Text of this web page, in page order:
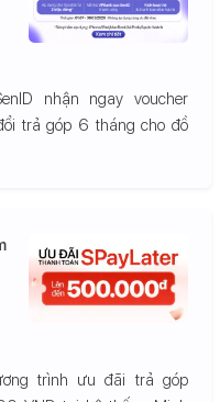
nhận ngay voucher
trả góp 6 tháng cho đồ
trình ưu đãi trả góp